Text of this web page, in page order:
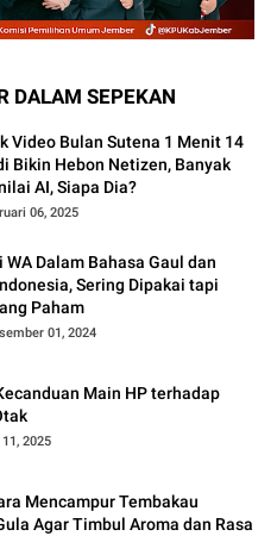
DALAM SEPEKAN
Video Bulan Sutena 1 Menit 14
Bikin Hebon Netizen, Banyak
AI, Siapa Dia?
06, 2025
WA Dalam Bahasa Gaul dan
Sering Dipakai tapi
Paham
01, 2024
Main HP terhadap
2025
Mencampur Tembakau
Agar Timbul Aroma dan Rasa